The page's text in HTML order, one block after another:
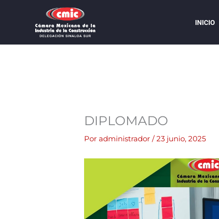
contenido
INICIO
DIPLOMADO
Poradministrador/23 junio, 2025